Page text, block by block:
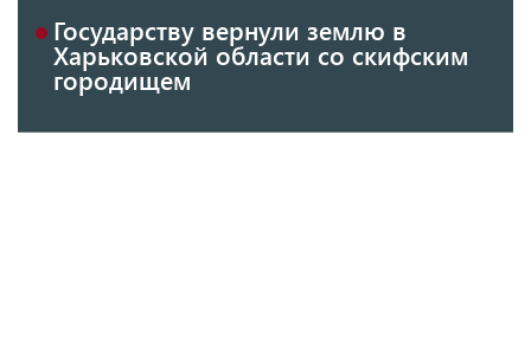
Государству вернули землю в
Харьковской области со скифским
городищем